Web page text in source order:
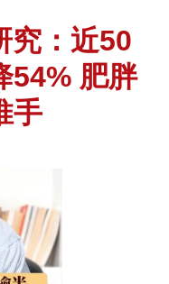
究：近50
54% 肥胖
手